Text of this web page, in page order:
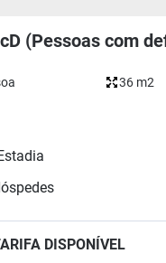
(Pessoas com
36 m2
DISPONÍVEL